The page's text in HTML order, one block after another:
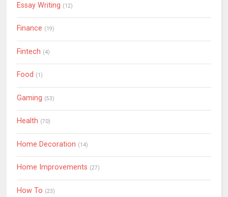
Essay Writing (12)
Finance (19)
Fintech (4)
Food (1)
Gaming (53)
Health (70)
Home Decoration (14)
Home Improvements (27)
How To (23)